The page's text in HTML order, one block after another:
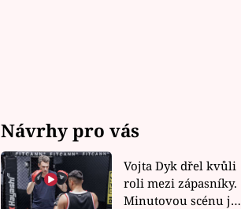
Návrhy pro vás
Vojta Dyk dřel kvůli
roli mezi zápasníky.
Minutovou scénu jel